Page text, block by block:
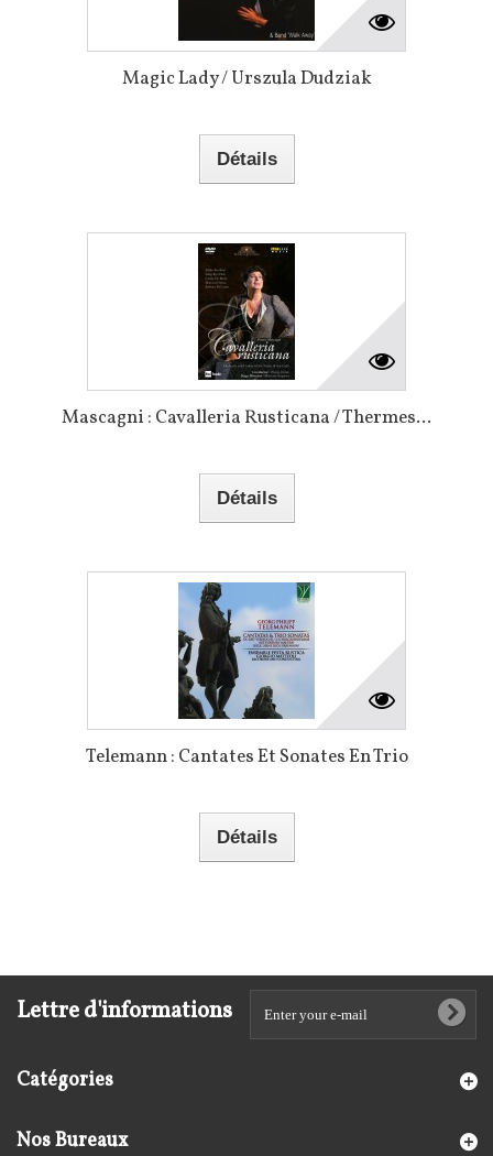
Magic Lady / Urszula Dudziak
Détails
Mascagni : Cavalleria Rusticana / Thermes...
Détails
Telemann : Cantates Et Sonates En Trio
Détails
Lettre d'informations
Catégories
Nos Bureaux